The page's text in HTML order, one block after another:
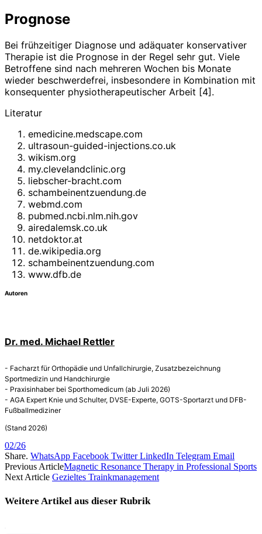
Prognose
Bei frühzeitiger Diagnose und adäquater konservativer
Therapie ist die Prognose in der Regel sehr gut. Viele
Betroffene sind nach mehreren Wochen bis Monate
wieder beschwerdefrei, insbesondere in Kombination mit
konsequenter physiotherapeutischer Arbeit [4].
Literatur
emedicine.medscape.com
ultrasoun-guided-injections.co.uk
wikism.org
my.clevelandclinic.org
liebscher-bracht.com
schambeinentzuendung.de
webmd.com
pubmed.ncbi.nlm.nih.gov
airedalemsk.co.uk
netdoktor.at
de.wikipedia.org
schambeinentzuendung.com
www.dfb.de
Autoren
Dr. med. Michael Rettler
- Facharzt für Orthopädie und Unfallchirurgie, Zusatzbezeichnung
Sportmedizin und Handchirurgie
- Praxisinhaber bei Sporthomedicum (ab Juli 2026)
- AGA Expert Knie und Schulter, DVSE-Experte, GOTS-Sportarzt und DFB-
Fußballmediziner
(Stand 2026)
02/26
Share. WhatsApp Facebook Twitter LinkedIn Telegram Email
Previous ArticleMagnetic Resonance Therapy in Professional Sports
Next Article Gezieltes Trainkmanagement
Weitere Artikel aus dieser Rubrik